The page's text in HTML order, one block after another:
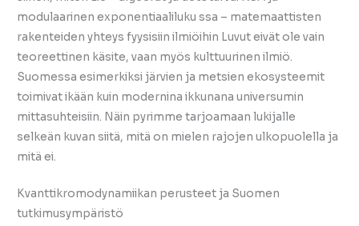
modulaarinen exponentiaaliluku ssa – matemaattisten
rakenteiden yhteys fyysisiin ilmiöihin Luvut eivät ole vain
teoreettinen käsite, vaan myös kulttuurinen ilmiö.
Suomessa esimerkiksi järvien ja metsien ekosysteemit
toimivat ikään kuin modernina ikkunana universumin
mittasuhteisiin. Näin pyrimme tarjoamaan lukijalle
selkeän kuvan siitä, mitä on mielen rajojen ulkopuolella ja
mitä ei.
Kvanttikromodynamiikan perusteet ja Suomen
tutkimusympäristö